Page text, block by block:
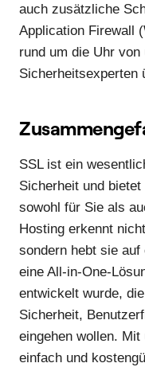
auch zusätzliche
Application Firewall
rund um die Uhr von
Sicherheitsexperten
SSL ist ein
Sicherheit und
sowohl für Sie als
Hosting erkennt
sondern hebt sie
eine All-in-One-
entwickelt wurde,
Sicherheit,
eingehen wollen.
einfach und